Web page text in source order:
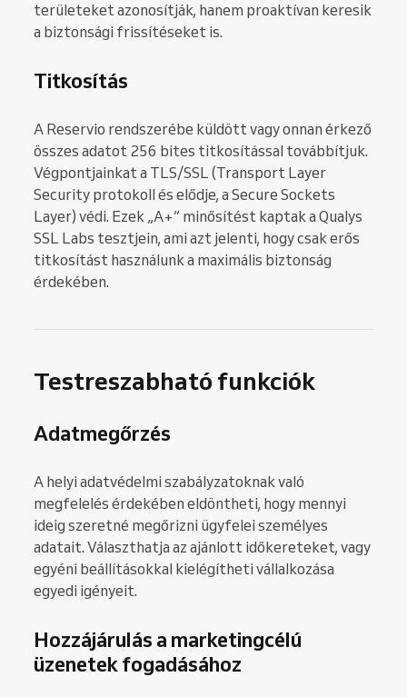
területeket azonosítják, hanem proaktívan keresik
a biztonsági frissítéseket is.
Titkosítás
A Reservio rendszerébe küldött vagy onnan érkező
összes adatot 256 bites titkosítással továbbítjuk.
Végpontjainkat a TLS/SSL (Transport Layer
Security protokoll és elődje, a Secure Sockets
Layer) védi. Ezek „A+” minősítést kaptak a Qualys
SSL Labs tesztjein, ami azt jelenti, hogy csak erős
titkosítást használunk a maximális biztonság
érdekében.
Testreszabható funkciók
Adatmegőrzés
A helyi adatvédelmi szabályzatoknak való
megfelelés érdekében eldöntheti, hogy mennyi
ideig szeretné megőrizni ügyfelei személyes
adatait. Választhatja az ajánlott időkereteket, vagy
egyéni beállításokkal kielégítheti vállalkozása
egyedi igényeit.
Hozzájárulás a marketingcélú
üzenetek fogadásához